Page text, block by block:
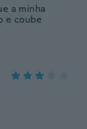
a minha
e coube